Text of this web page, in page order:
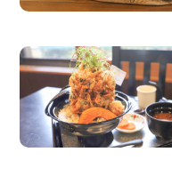
グルメ・まち
スタッフ紹介
お問い合わせ